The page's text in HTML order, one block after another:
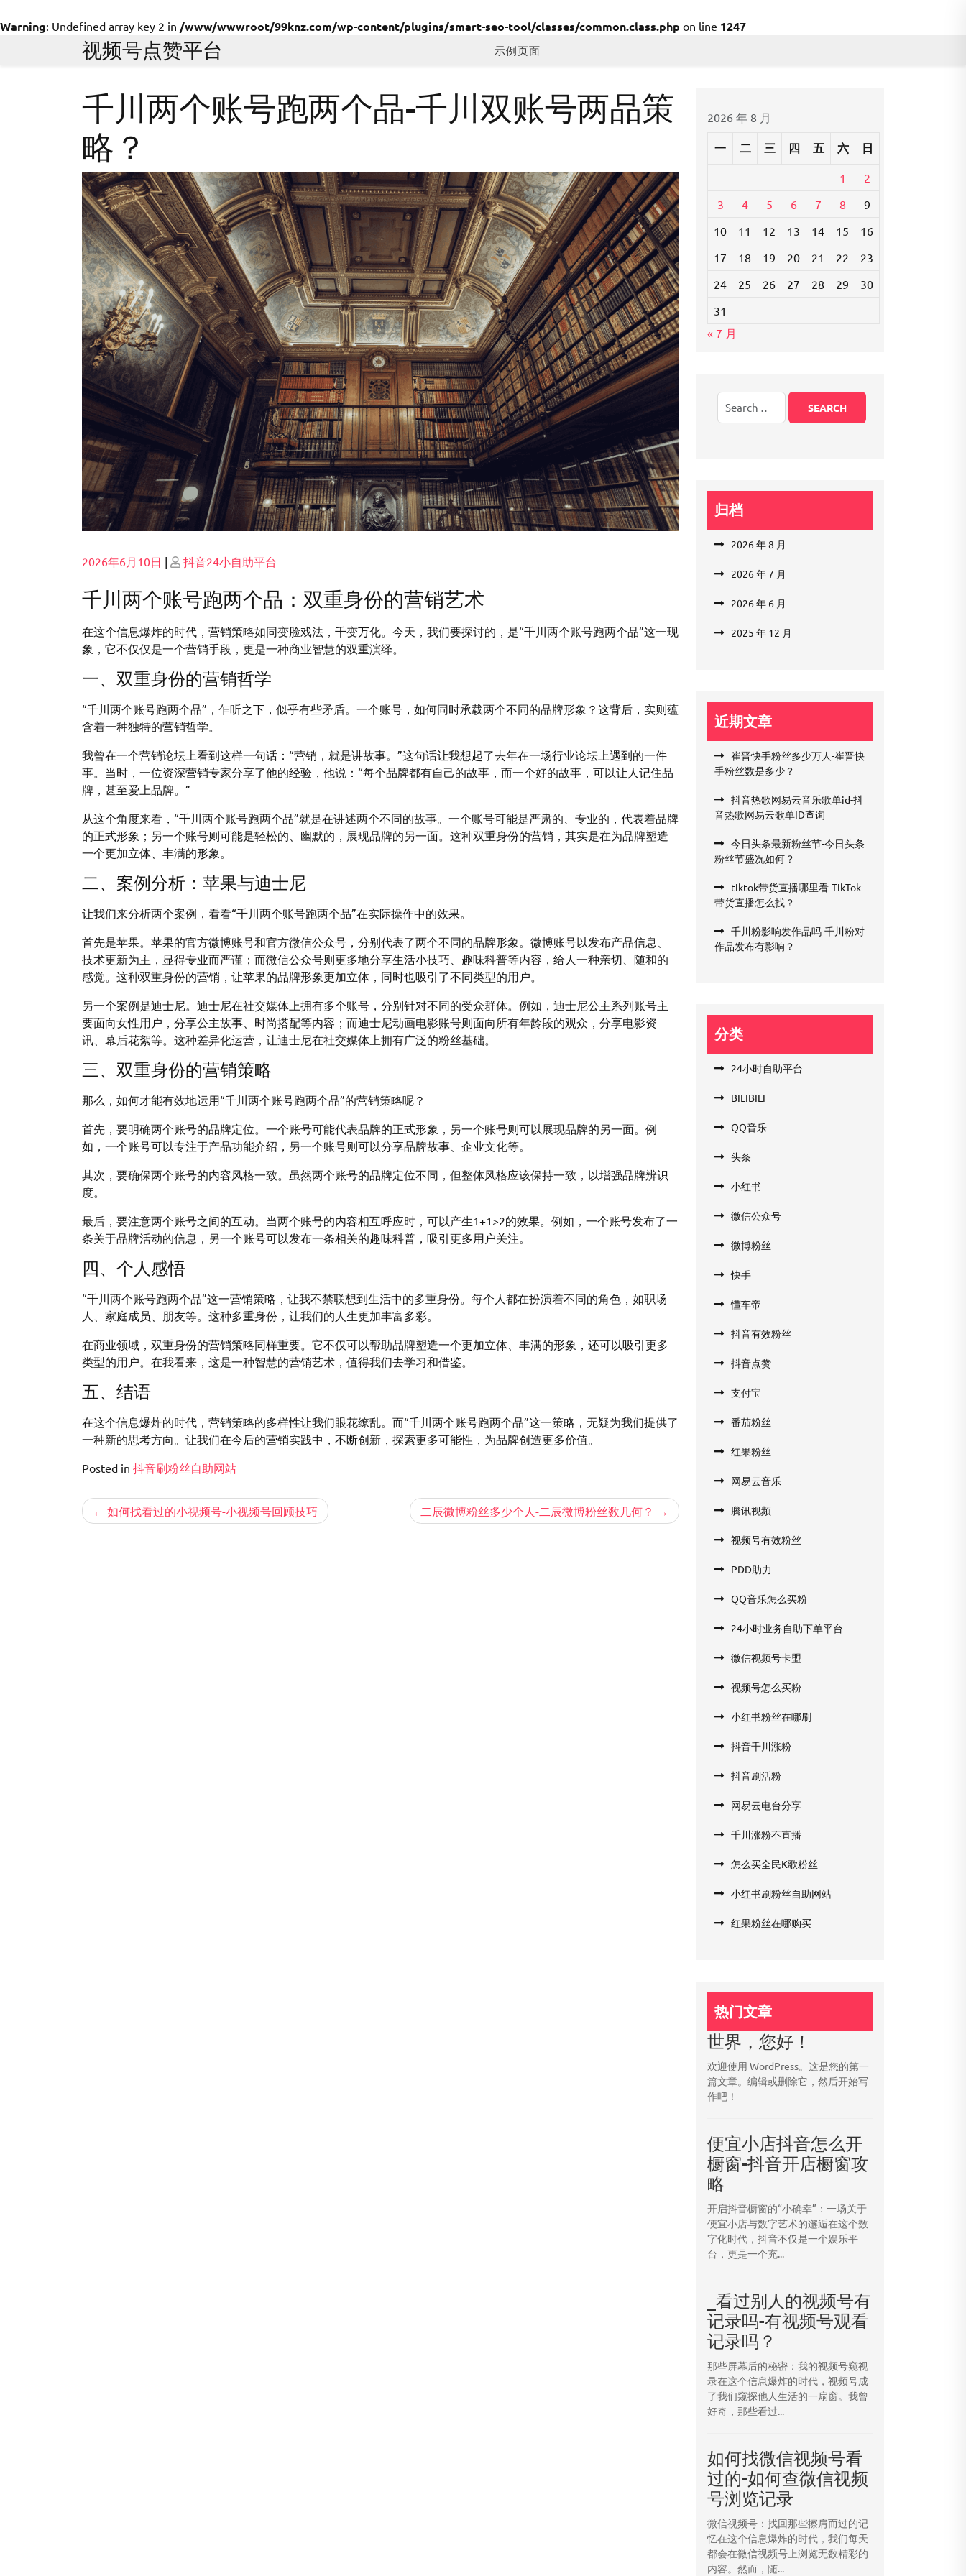
Warning: Undefined array key 2 in /www/wwwroot/99knz.com/wp-content/plugins/smart-seo-tool/classes/common.class.php on line 1247
视频号点赞平台 示例页面
千川两个账号跑两个品-千川双账号两品策
略？
Posted
2026年6月10日 | Posted
抖音24小自助平台
千川两个账号跑两个品：双重身份的营销艺术
在这个信息爆炸的时代，营销策略如同变脸戏法，千变万化。今天，我们要探讨的，是“千川两个账号跑两个品”这一现
象，它不仅仅是一个营销手段，更是一种商业智慧的双重演绎。
一、双重身份的营销哲学
“千川两个账号跑两个品”，乍听之下，似乎有些矛盾。一个账号，如何同时承载两个不同的品牌形象？这背后，实则蕴
含着一种独特的营销哲学。
我曾在一个营销论坛上看到这样一句话：“营销，就是讲故事。”这句话让我想起了去年在一场行业论坛上遇到的一件
事。当时，一位资深营销专家分享了他的经验，他说：“每个品牌都有自己的故事，而一个好的故事，可以让人记住品
牌，甚至爱上品牌。”
从这个角度来看，“千川两个账号跑两个品”就是在讲述两个不同的故事。一个账号可能是严肃的、专业的，代表着品牌
的正式形象；另一个账号则可能是轻松的、幽默的，展现品牌的另一面。这种双重身份的营销，其实是在为品牌塑造
一个更加立体、丰满的形象。
二、案例分析：苹果与迪士尼
让我们来分析两个案例，看看“千川两个账号跑两个品”在实际操作中的效果。
首先是苹果。苹果的官方微博账号和官方微信公众号，分别代表了两个不同的品牌形象。微博账号以发布产品信息、
技术更新为主，显得专业而严谨；而微信公众号则更多地分享生活小技巧、趣味科普等内容，给人一种亲切、随和的
感觉。这种双重身份的营销，让苹果的品牌形象更加立体，同时也吸引了不同类型的用户。
另一个案例是迪士尼。迪士尼在社交媒体上拥有多个账号，分别针对不同的受众群体。例如，迪士尼公主系列账号主
要面向女性用户，分享公主故事、时尚搭配等内容；而迪士尼动画电影账号则面向所有年龄段的观众，分享电影资
讯、幕后花絮等。这种差异化运营，让迪士尼在社交媒体上拥有广泛的粉丝基础。
三、双重身份的营销策略
那么，如何才能有效地运用“千川两个账号跑两个品”的营销策略呢？
首先，要明确两个账号的品牌定位。一个账号可能代表品牌的正式形象，另一个账号则可以展现品牌的另一面。例
如，一个账号可以专注于产品功能介绍，另一个账号则可以分享品牌故事、企业文化等。
其次，要确保两个账号的内容风格一致。虽然两个账号的品牌定位不同，但整体风格应该保持一致，以增强品牌辨识
度。
最后，要注意两个账号之间的互动。当两个账号的内容相互呼应时，可以产生1+1>2的效果。例如，一个账号发布了一
条关于品牌活动的信息，另一个账号可以发布一条相关的趣味科普，吸引更多用户关注。
四、个人感悟
“千川两个账号跑两个品”这一营销策略，让我不禁联想到生活中的多重身份。每个人都在扮演着不同的角色，如职场
人、家庭成员、朋友等。这种多重身份，让我们的人生更加丰富多彩。
在商业领域，双重身份的营销策略同样重要。它不仅可以帮助品牌塑造一个更加立体、丰满的形象，还可以吸引更多
类型的用户。在我看来，这是一种智慧的营销艺术，值得我们去学习和借鉴。
五、结语
在这个信息爆炸的时代，营销策略的多样性让我们眼花缭乱。而“千川两个账号跑两个品”这一策略，无疑为我们提供了
一种新的思考方向。让我们在今后的营销实践中，不断创新，探索更多可能性，为品牌创造更多价值。
Posted in 抖音刷粉丝自助网站
文 如何找看过的小视频号-小视频号回顾技巧 二辰微博粉丝多少个人-二辰微博粉丝数几何？
2026 年 8 月
一 二 三 四 五 六 日
1
2
3
4 5 6 7 8
9
10
11 12 13 14 15
16
17
18 19 20 21 22
23
24
25 26 27 28 29
30
31
« 7 月
归档
2026 年 8 月
2026 年 7 月
2026 年 6 月
2025 年 12 月
近期文章
崔晋快手粉丝多少万人-崔晋快
手粉丝数是多少？
抖音热歌网易云音乐歌单id-抖
音热歌网易云歌单ID查询
今日头条最新粉丝节-今日头条
粉丝节盛况如何？
tiktok带货直播哪里看-TikTok
带货直播怎么找？
千川粉影响发作品吗-千川粉对
作品发布有影响？
分类
24小时自助平台
BILIBILI
QQ音乐
头条
小红书
微信公众号
微博粉丝
快手
懂车帝
抖音有效粉丝
抖音点赞
支付宝
番茄粉丝
红果粉丝
网易云音乐
腾讯视频
视频号有效粉丝
PDD助力
QQ音乐怎么买粉
24小时业务自助下单平台
微信视频号卡盟
视频号怎么买粉
小红书粉丝在哪刷
抖音千川涨粉
抖音刷活粉
网易云电台分享
千川涨粉不直播
怎么买全民K歌粉丝
小红书刷粉丝自助网站
红果粉丝在哪购买
热门文章
世界，您好！
欢迎使用 WordPress。这是您的第一
篇文章。编辑或删除它，然后开始写
作吧！
便宜小店抖音怎么开
橱窗-抖音开店橱窗攻
略
开启抖音橱窗的“小确幸”：一场关于
便宜小店与数字艺术的邂逅在这个数
字化时代，抖音不仅是一个娱乐平
台，更是一个充...
_看过别人的视频号有
记录吗-有视频号观看
记录吗？
那些屏幕后的秘密：我的视频号窥视
录在这个信息爆炸的时代，视频号成
了我们窥探他人生活的一扇窗。我曾
好奇，那些看过...
如何找微信视频号看
过的-如何查微信视频
号浏览记录
微信视频号：找回那些擦肩而过的记
忆在这个信息爆炸的时代，我们每天
都会在微信视频号上浏览无数精彩的
内容。然而，随...